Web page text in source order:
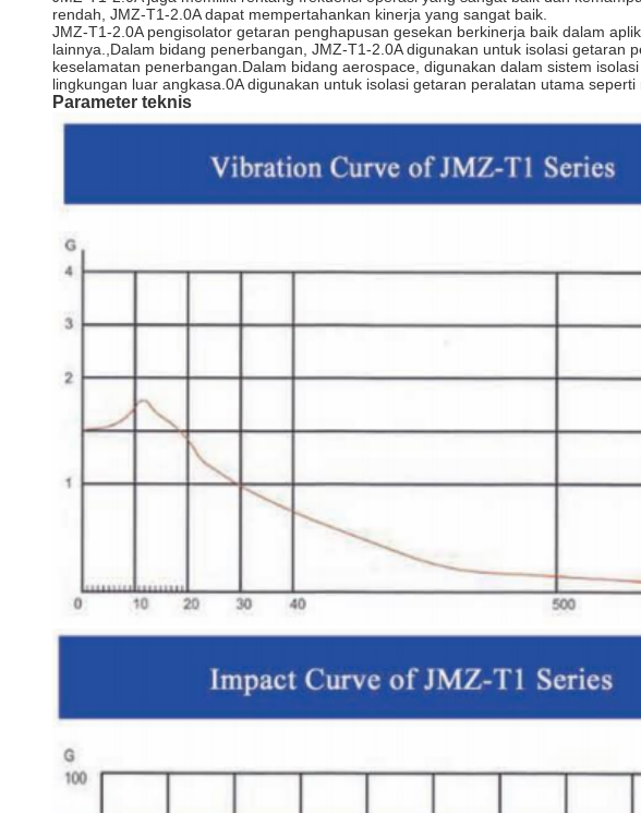
rendah, JMZ-T1-2.0A dapat mempertahankan kinerja yang sangat baik.
JMZ-T1-2.0A pengisolator getaran penghapusan gesekan berkinerja baik dalam
lainnya.,Dalam bidang penerbangan, JMZ-T1-2.0A digunakan untuk isolasi
keselamatan penerbangan.Dalam bidang aerospace, digunakan dalam sistem
lingkungan luar angkasa.0A digunakan untuk isolasi getaran peralatan utama
Parameter teknis